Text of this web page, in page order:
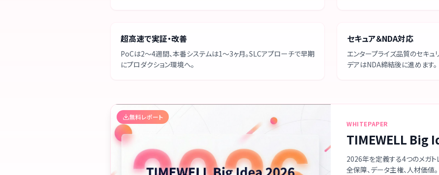
超高速で実証・改善
PoCは2〜4週間、本番システムは1〜3ヶ月。SLCアプローチで早期
にプロダクション環境へ。
セキュア＆NDA対応
エンタープライズ品質のセキュ
デアはNDA締結後に進めます。
無料レポート
WHITEPAPER
TIMEWELL Big
2026年を定義する4つのメガ
全保障、データ主権、人材価値